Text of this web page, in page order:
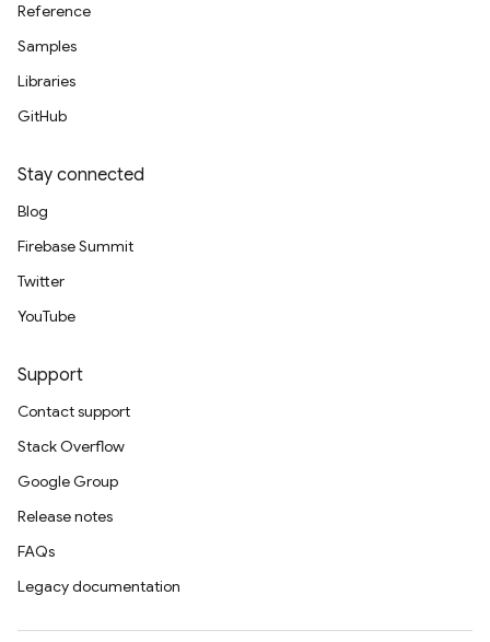
Reference
Samples
Libraries
GitHub
Stay connected
Blog
Firebase Summit
Twitter
YouTube
Support
Contact support
Stack Overflow
Google Group
Release notes
FAQs
Legacy documentation